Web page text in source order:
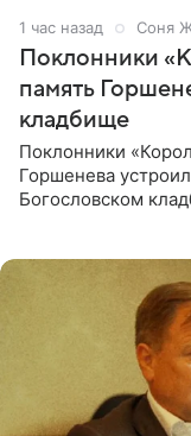
1 час назад Соня
Поклонники
память
кладбище
Поклонники
Горшенева
Богословском